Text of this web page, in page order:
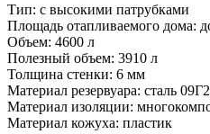
Тип: с высокими патрубками
Площадь отапливаемого дома:
Объем: 4600 л
Полезный объем: 3910 л
Толщина стенки: 6 мм
Материал резервуара: сталь
Материал изоляции:
Материал кожуха: пластик